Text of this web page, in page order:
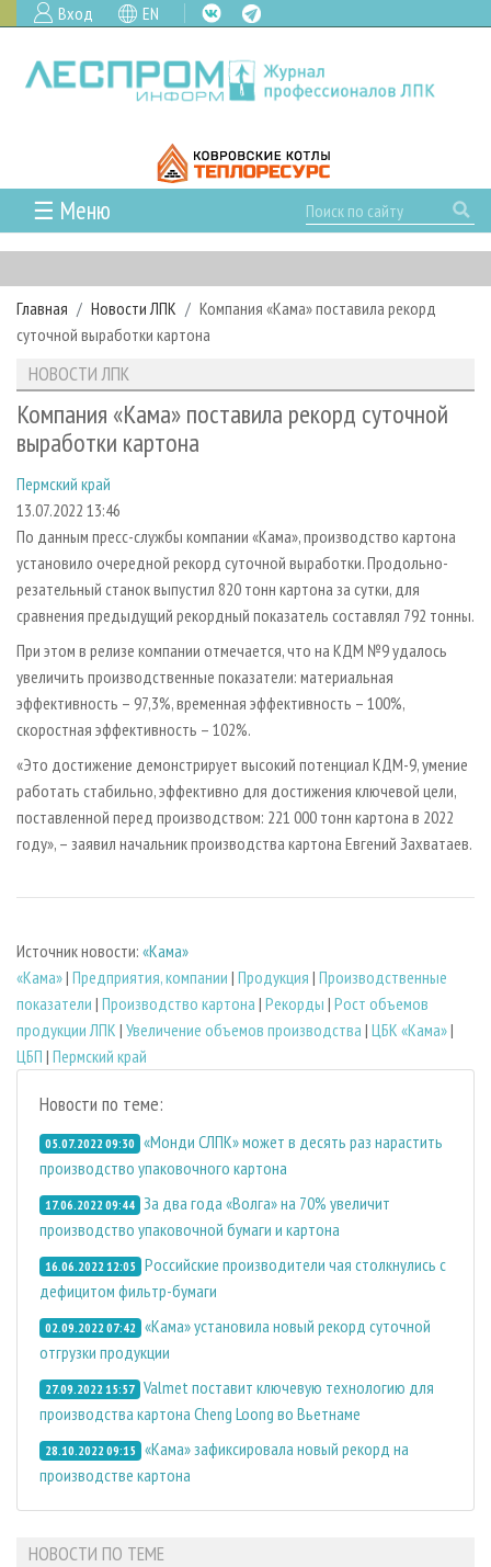
Вход EN
☰ Меню
ГЛАВНАЯ
РУБРИКИ И ТЕМЫ
РУБРИКИ ЖУРНАЛА
ЛЕСОЗАГОТОВКА
ЛЕСОПИЛЕНИЕ
СУШКА ДРЕВЕСИНЫ
ПРОИЗВОДСТВО ДРЕВЕСНЫХ ПЛИТ
ДЕРЕВЯННОЕ ДОМОСТРОЕНИЕ
ПРОИЗВОДСТВО МЕБЕЛИ
БИОЭНЕРГЕТИКА
ЦБП
ИНСТРУМЕНТ И МАТЕРИАЛЫ
НОВОСТИ
НОВОСТИ ЛПК
НОВОСТИ ЖУРНАЛА
ПРОЕКТЫ ЛПИ
АНАЛИТИКА
ПРЕДПРИЯТИЯ ЛПК
ПЕРСОНЫ
МОБИЛЬНЫЕ ВЫСТАВКИ
ОФИЦИАЛЬНЫЕ ДЕЛЕГАЦИИ
ПРИОРИТЕТНЫЕ ИНВЕСТПРОЕКТЫ
RUSSIAN FORESTRY REVIEW
ГАЗЕТА ЛЕСПРОМФОРУМ
БИБЛИОТЕКА СПЕЦИАЛИСТА
АРХИВ ЖУРНАЛОВ
О ЖУРНАЛЕ
ПОДПИСКА
КОНТАКТЫ
РЕКЛАМОДАТЕЛЯМ
РЕКЛАМА
РЕКЛАМА НА САЙТЕ
Главная Новости ЛПК
Компания «Кама» поставила рекорд
суточной выработки картона
НОВОСТИ ЛПК
Компания «Кама» поставила рекорд суточной
выработки картона
Пермский край
13.07.2022 13:46
По данным пресс-службы компании «Кама», производство картона
установило очередной рекорд суточной выработки. Продольно-
резательный станок выпустил 820 тонн картона за сутки, для
сравнения предыдущий рекордный показатель составлял 792 тонны.
При этом в релизе компании отмечается, что на КДМ №9 удалось
увеличить производственные показатели: материальная
эффективность – 97,3%, временная эффективность – 100%,
скоростная эффективность – 102%.
«Это достижение демонстрирует высокий потенциал КДМ-9, умение
работать стабильно, эффективно для достижения ключевой цели,
поставленной перед производством: 221 000 тонн картона в 2022
году», – заявил начальник производства картона Евгений Захватаев.
Источник новости: «Кама»
«Кама»| Предприятия, компании | Продукция | Производственные
показатели | Производство картона | Рекорды | Рост объемов
продукции ЛПК | Увеличение объемов производства | ЦБК «Кама»|
ЦБП | Пермский край
Новости по теме:
05.07.2022 09:30 «Монди СЛПК» может в десять раз нарастить
производство упаковочного картона
17.06.2022 09:44 За два года «Волга» на 70% увеличит
производство упаковочной бумаги и картона
16.06.2022 12:05 Российские производители чая столкнулись с
дефицитом фильтр-бумаги
02.09.2022 07:42 «Кама» установила новый рекорд суточной
отгрузки продукции
27.09.2022 15:57 Valmet поставит ключевую технологию для
производства картона Cheng Loong во Вьетнаме
28.10.2022 09:15 «Кама» зафиксировала новый рекорд на
производстве картона
НОВОСТИ ПО ТЕМЕ